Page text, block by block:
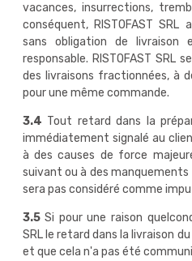
vacances, insurrections,
conséquent, RISTOFAST
sans obligation de
responsable. RISTOFAST SRL
des livraisons fractionnées, à
pour une même commande.
3.4 Tout retard dans la
immédiatement signalé au
à des causes de force
suivant ou à des
sera pas considéré comme
3.5Si pour une raison
SRL le retard dans la livraison
et que cela n'a pas été